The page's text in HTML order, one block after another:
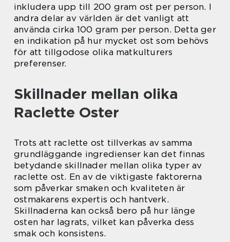
inkludera upp till 200 gram ost per person. I
andra delar av världen är det vanligt att
använda cirka 100 gram per person. Detta ger
en indikation på hur mycket ost som behövs
för att tillgodose olika matkulturers
preferenser.
Skillnader mellan olika
Raclette Oster
Trots att raclette ost tillverkas av samma
grundläggande ingredienser kan det finnas
betydande skillnader mellan olika typer av
raclette ost. En av de viktigaste faktorerna
som påverkar smaken och kvaliteten är
ostmakarens expertis och hantverk.
Skillnaderna kan också bero på hur länge
osten har lagrats, vilket kan påverka dess
smak och konsistens.